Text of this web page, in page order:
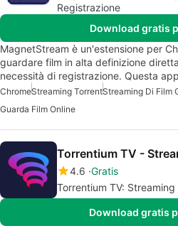
Registrazione
Download gratis
MagnetStream è un'estensione per
guardare film in alta definizione
necessità di registrazione. Questa
ChromeStreaming TorrentStreaming Di Film
Guarda Film Online
Torrentium TV -
4.6 Gratis
Torrentium TV:
Download gratis